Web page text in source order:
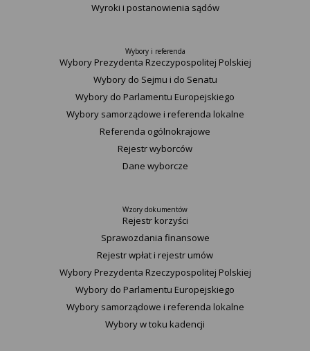
Wyroki i postanowienia sądów
Wybory i referenda
Wybory Prezydenta Rzeczypospolitej Polskiej
Wybory do Sejmu i do Senatu
Wybory do Parlamentu Europejskiego
Wybory samorządowe i referenda lokalne
Referenda ogólnokrajowe
Rejestr wyborców
Dane wyborcze
Wzory dokumentów
Rejestr korzyści
Sprawozdania finansowe
Rejestr wpłat i rejestr umów
Wybory Prezydenta Rzeczypospolitej Polskiej
Wybory do Parlamentu Europejskiego
Wybory samorządowe i referenda lokalne
Wybory w toku kadencji